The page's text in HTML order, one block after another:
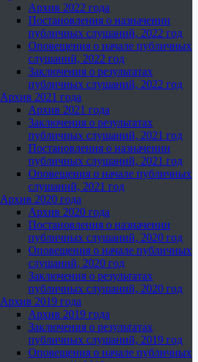
Архив 2022 года
Постановления о назначении
публичных слушаний, 2022 год
Оповещения о начале публичных
слушаний, 2022 год
Заключения о результатах
публичных слушаний, 2022 год
Архив 2021 года
Архив 2021 года
Заключения о результатах
публичных слушаний, 2021 год
Постановления о назначении
публичных слушаний, 2021 год
Оповещения о начале публичных
слушаний, 2021 год
Архив 2020 года
Архив 2020 года
Постановления о назначении
публичных слушаний, 2020 год
Оповещения о начале публичных
слушаний, 2020 год
Заключения о результатах
публичных слушаний, 2020 год
Архив 2019 года
Архив 2019 года
Заключения о результатах
публичных слушаний, 2019 год
Оповещения о начале публичных